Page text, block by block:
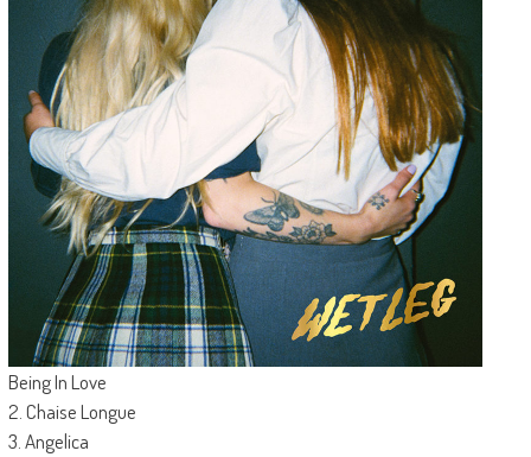
Being In Love
2. Chaise Longue
3. Angelica